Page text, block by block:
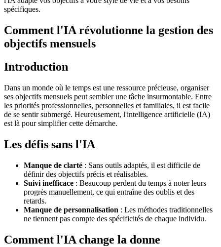
spécifiques.
Comment l'IA révolutionne la gestion des
objectifs mensuels
Introduction
Dans un monde où le temps est une ressource précieuse, organiser
ses objectifs mensuels peut sembler une tâche insurmontable. Entre
les priorités professionnelles, personnelles et familiales, il est facile
de se sentir submergé. Heureusement, l'intelligence artificielle (IA)
est là pour simplifier cette démarche.
Les défis sans l'IA
Manque de clarté : Sans outils adaptés, il est difficile de
définir des objectifs précis et réalisables.
Suivi inefficace : Beaucoup perdent du temps à noter leurs
progrès manuellement, ce qui entraîne des oublis et des
retards.
Manque de personnalisation : Les méthodes traditionnelles
ne tiennent pas compte des spécificités de chaque individu.
Comment l'IA change la donne